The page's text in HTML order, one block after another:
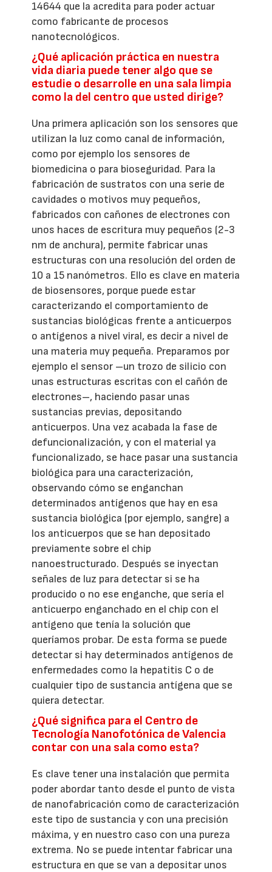
14644 que la acredita para poder actuar
como fabricante de procesos
nanotecnológicos.
¿Qué aplicación práctica en nuestra
vida diaria puede tener algo que se
estudie o desarrolle en una sala limpia
como la del centro que usted dirige?
Una primera aplicación son los sensores que
utilizan la luz como canal de información,
como por ejemplo los sensores de
biomedicina o para bioseguridad. Para la
fabricación de sustratos con una serie de
cavidades o motivos muy pequeños,
fabricados con cañones de electrones con
unos haces de escritura muy pequeños (2-3
nm de anchura), permite fabricar unas
estructuras con una resolución del orden de
10 a 15 nanómetros. Ello es clave en materia
de biosensores, porque puede estar
caracterizando el comportamiento de
sustancias biológicas frente a anticuerpos
o antígenos a nivel viral, es decir a nivel de
una materia muy pequeña. Preparamos por
ejemplo el sensor –un trozo de silicio con
unas estructuras escritas con el cañón de
electrones–, haciendo pasar unas
sustancias previas, depositando
anticuerpos. Una vez acabada la fase de
defuncionalización, y con el material ya
funcionalizado, se hace pasar una sustancia
biológica para una caracterización,
observando cómo se enganchan
determinados antígenos que hay en esa
sustancia biológica (por ejemplo, sangre) a
los anticuerpos que se han depositado
previamente sobre el chip
nanoestructurado. Después se inyectan
señales de luz para detectar si se ha
producido o no ese enganche, que sería el
anticuerpo enganchado en el chip con el
antígeno que tenía la solución que
queríamos probar. De esta forma se puede
detectar si hay determinados antígenos de
enfermedades como la hepatitis C o de
cualquier tipo de sustancia antígena que se
quiera detectar.
¿Qué significa para el Centro de
Tecnología Nanofotónica de Valencia
contar con una sala como esta?
Es clave tener una instalación que permita
poder abordar tanto desde el punto de vista
de nanofabricación como de caracterización
este tipo de sustancia y con una precisión
máxima, y en nuestro caso con una pureza
extrema. No se puede intentar fabricar una
estructura en que se van a depositar unos